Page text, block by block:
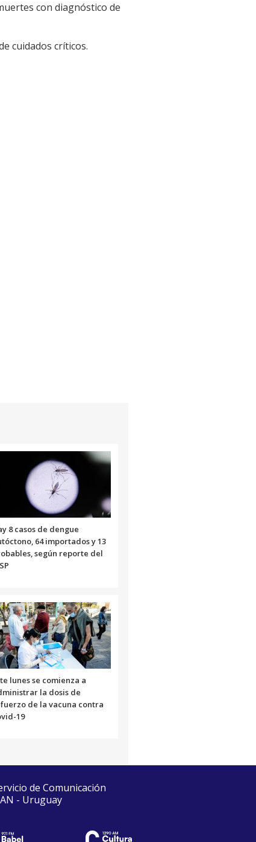
con diagnóstico de
cuidados críticos.
8 casos de dengue
64 importados y 13
según reporte del
lunes se comienza a
la dosis de
de la vacuna contra
19
de Comunicación
- Uruguay